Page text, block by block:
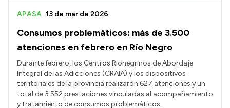
Consumos problemáticos: más de 3.500
atenciones en febrero en Río Negro
APASA 13 de mar de 2026
Durante febrero, los Centros Rionegrinos de Abordaje
Integral de las Adicciones (CRAIA) y los dispositivos
territoriales de la provincia realizaron 627 atenciones y un
total de 3.552 prestaciones vinculadas al acompañamiento
y tratamiento de consumos problemáticos.